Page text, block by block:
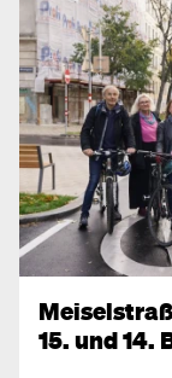
15. und 14.